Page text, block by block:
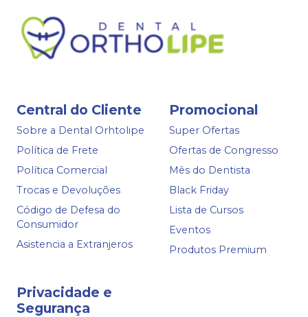
Central do Cliente
Sobre a Dental Orhtolipe
Política de Frete
Política Comercial
Trocas e Devoluções
Código de Defesa do
Consumidor
Asistencia a Extranjeros
Promocional
Super Ofertas
Ofertas de Congresso
Mês do Dentista
Black Friday
Lista de Cursos
Eventos
Produtos Premium
Privacidade e
Segurança